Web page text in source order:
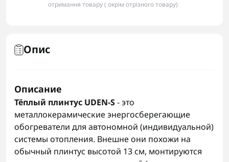
отримання товару ( окрім отрізного товару)
Опис
Описание
Тёплый плинтус UDEN-S- это
металлокерамические энергосберегающие
обогреватели для автономной (индивидуальной)
системы отопления. Внешне они похожи на
обычный плинтус высотой 13 см, монтируются